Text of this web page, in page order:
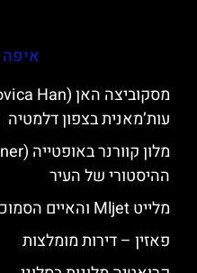
איפה
עות’מאנית בצפון דלמטיה
ההיסטורי של העיר
מלייט Mljet והאיים הסמוכים – מלונות מומלצים
פאזין – דירות מומלצות